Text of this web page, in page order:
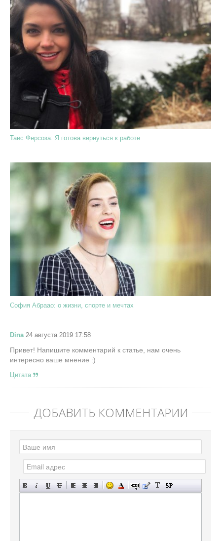
Таис Ферсоза: Я готова вернуться к работе
София Абраао: о жизни, спорте и мечтах
Dina24 августа 2019 17:58
Привет! Напишите комментарий к статье, нам очень
интересно ваше мнение :)
Цитата
ДОБАВИТЬ КОММЕНТАРИЙ